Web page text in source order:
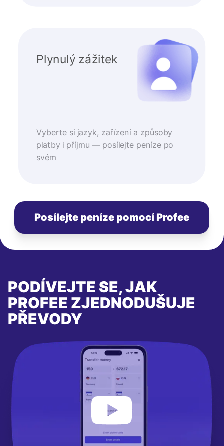
Plynulý zážitek
Vyberte si jazyk, zařízení a způsoby
platby i příjmu — posílejte peníze po
svém
Posílejte peníze pomocí Profee
PODÍVEJTE SE, JAK
PROFEE ZJEDNODUŠUJE
PŘEVODY